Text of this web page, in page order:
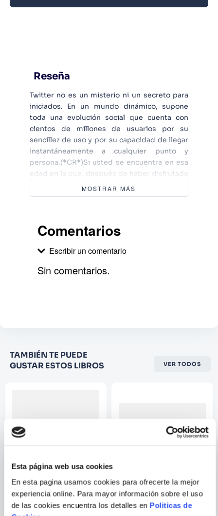
Esta página web usa cookies
En esta pagina usamos cookies para ofrecerte la mejor
experiencia online. Para mayor información sobre el uso
de las cookies encuentra los detalles en Politicas de
Reseña
Twitter no es un misterio ni un secreto para
iniciados. En un mundo dinámico, supone
toda una evolución social que cuenta con
cientos de millones de usuarios por su
sencillez de uso y por su capacidad de llegar
instantáneamente a cualquier punto y
persona.(*CR*)Si usted se encuentra en esa
edad en la que, después de haber disfrutado
de muchas cosas, no quiere perderse nada
del mundo actual, este libro es para usted.
(*CR*)Con esta obra será capaz de entrar en
extraer de esta herramienta de comunicación
complicaciones. Aprenderá de forma
MOSTRAR MÁS
Comentarios
Escribir un comentario
Califique el producto de 1 a 5
estrellas
Escribir comentario
Sin comentarios.
TAMBIÉN TE PUEDE
GUSTAR ESTOS LIBROS
VER TODOS
ROBERT D. STUEART
GESTION DE BIBLIOTECAS Y
INTELIGENCIA ARTIFICIAL.